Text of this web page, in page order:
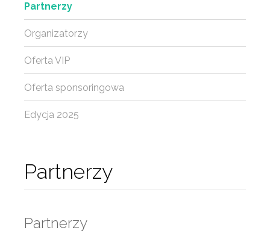
Partnerzy
Partnerzy
Partnerzy
Organizatorzy
Oferta VIP
Oferta sponsoringowa
Edycja 2025